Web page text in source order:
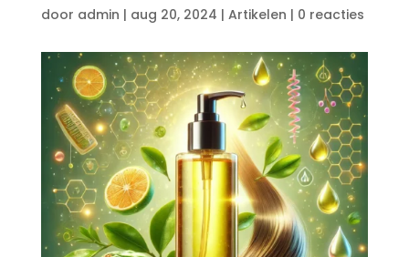
door admin | aug 20, 2024 | Artikelen | 0 reacties